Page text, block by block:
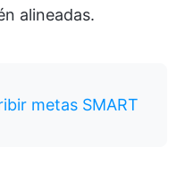
alineadas.
metas SMART